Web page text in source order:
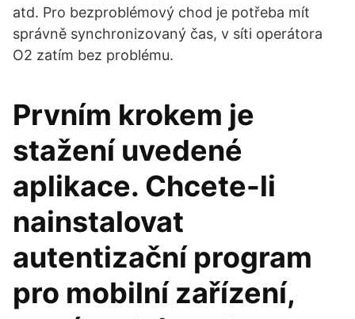
atd. Pro bezproblémový chod je potřeba mít
správně synchronizovaný čas, v síti operátora
O2 zatím bez problému.
Prvním krokem je
stažení uvedené
aplikace. Chcete-li
nainstalovat
autentizační program
pro mobilní zařízení,